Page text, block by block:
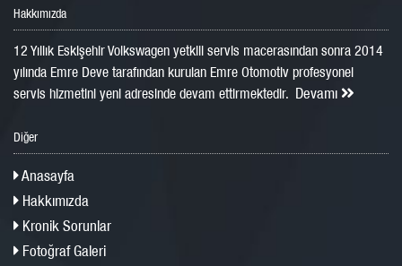
Hakkımızda
12 Yıllık Eskişehir Volkswagen yetkili servis macerasından sonra 2014
yılında Emre Deve tarafından kurulan Emre Otomotiv profesyonel
servis hizmetini yeni adresinde devam ettirmektedir. Devamı
Diğer
Anasayfa
Hakkımızda
Kronik Sorunlar
Fotoğraf Galeri